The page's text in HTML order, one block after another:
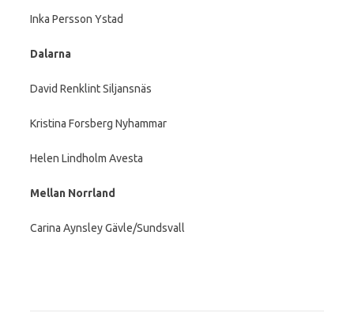
Inka Persson Ystad
Dalarna
David Renklint Siljansnäs
Kristina Forsberg Nyhammar
Helen Lindholm Avesta
Mellan Norrland
Carina Aynsley Gävle/Sundsvall